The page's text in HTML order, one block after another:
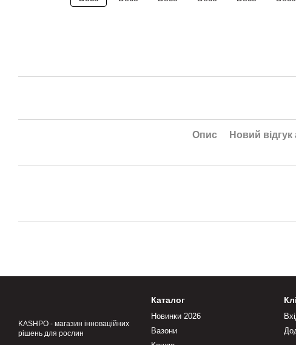
Опис Новий
KASHPO - магазин інноваційних
рішень для рослин
Каталог
Новинки 2026
Вазони